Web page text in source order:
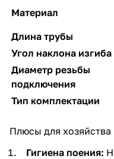
Материал
Длина трубы
Угол наклона изгиба
Диаметр резьбы
подключения
Тип комплектации
Плюсы для хозяйства
Гигиена поения: